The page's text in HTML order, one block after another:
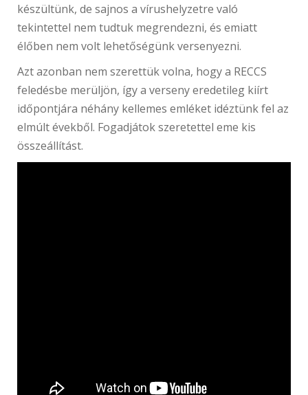
készültünk, de sajnos a vírushelyzetre való
tekintettel nem tudtuk megrendezni, és emiatt
élőben nem volt lehetőségünk versenyezni.
Azt azonban nem szerettük volna, hogy a RECCS
feledésbe merüljön, így a verseny eredetileg kiírt
időpontjára néhány kellemes emléket idéztünk fel az
elmúlt évekből. Fogadjátok szeretettel eme kis
összeállítást.